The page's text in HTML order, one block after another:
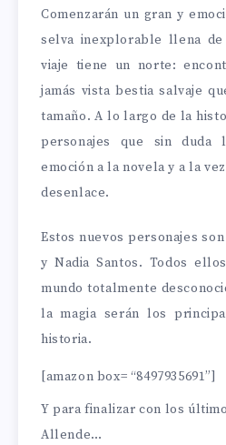
Comenzarán un gran y
selva inexplorable llena
viaje tiene un norte:
jamás vista bestia salvaje
tamaño. A lo largo de la
personajes que sin duda
emoción a la novela y a la
desenlace.
Estos nuevos personajes
y Nadia Santos. Todos
mundo totalmente
la magia serán los
historia.
[amazon box= “8497935691”]
Y para finalizar con los
Allende…